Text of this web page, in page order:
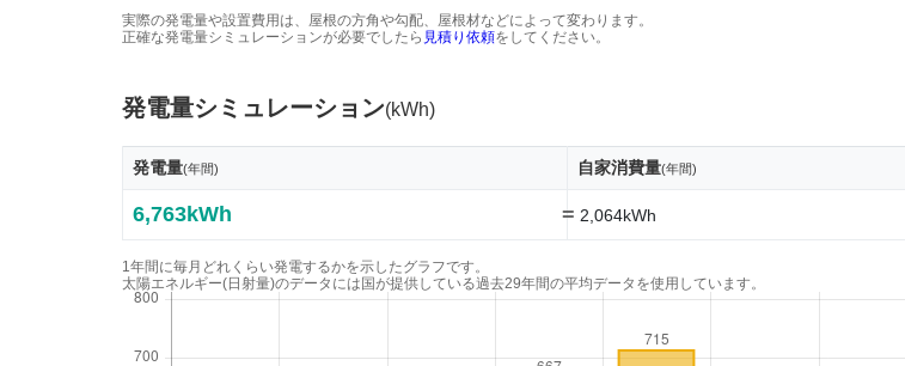
実際の発電量や設置費用は、屋根の方角や勾配、屋根材などによって変わります。
正確な発電量シミュレーションが必要でしたら 見積り依頼をしてください。
発電量シミュレーション(kWh)
発電量(年間) 自家消費量(年間)
6,763kWh = 2,064kWh
1年間に毎月どれくらい発電するかを示したグラフです。
太陽エネルギー(日射量)のデータには国が提供している過去29年間の平均データを使用しています。